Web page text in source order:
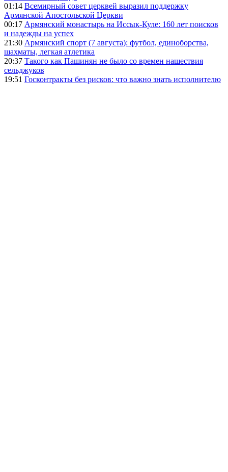
01:14 Всемирный совет церквей выразил поддержку
Армянской Апостольской Церкви
00:17 Армянский монастырь на Иссык-Куле: 160 лет поисков
и надежды на успех
21:30 Армянский спорт (7 августа): футбол, единоборства,
шахматы, легкая атлетика
20:37 Такого как Пашинян не было со времен нашествия
сельджуков
19:51 Госконтракты без рисков: что важно знать исполнителю